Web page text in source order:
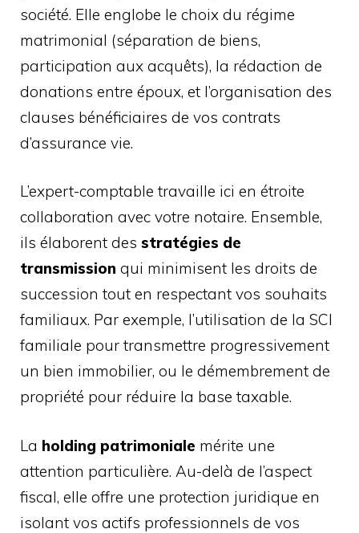
société. Elle englobe le choix du régime
matrimonial (séparation de biens,
participation aux acquêts), la rédaction de
donations entre époux, et l’organisation des
clauses bénéficiaires de vos contrats
d’assurance vie.
L’expert-comptable travaille ici en étroite
collaboration avec votre notaire. Ensemble,
ils élaborent des stratégies de
transmission qui minimisent les droits de
succession tout en respectant vos souhaits
familiaux. Par exemple, l’utilisation de la SCI
familiale pour transmettre progressivement
un bien immobilier, ou le démembrement de
propriété pour réduire la base taxable.
La holding patrimoniale mérite une
attention particulière. Au-delà de l’aspect
fiscal, elle offre une protection juridique en
isolant vos actifs professionnels de vos